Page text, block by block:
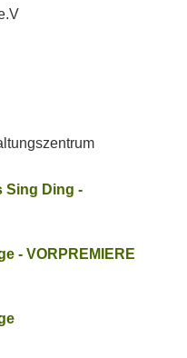
Sing Ding -
- VORPREMIERE